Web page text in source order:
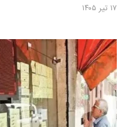
۱۷ تیر ۱۴۰۵